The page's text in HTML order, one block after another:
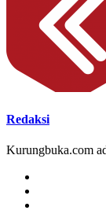
Redaksi
Kurungbuka.com